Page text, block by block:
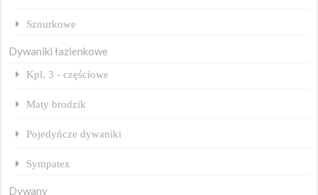
Sznurkowe
Dywaniki łazienkowe
Kpl. 3 - częściowe
Maty brodzik
Pojedyńcze dywaniki
Sympatex
Dywany